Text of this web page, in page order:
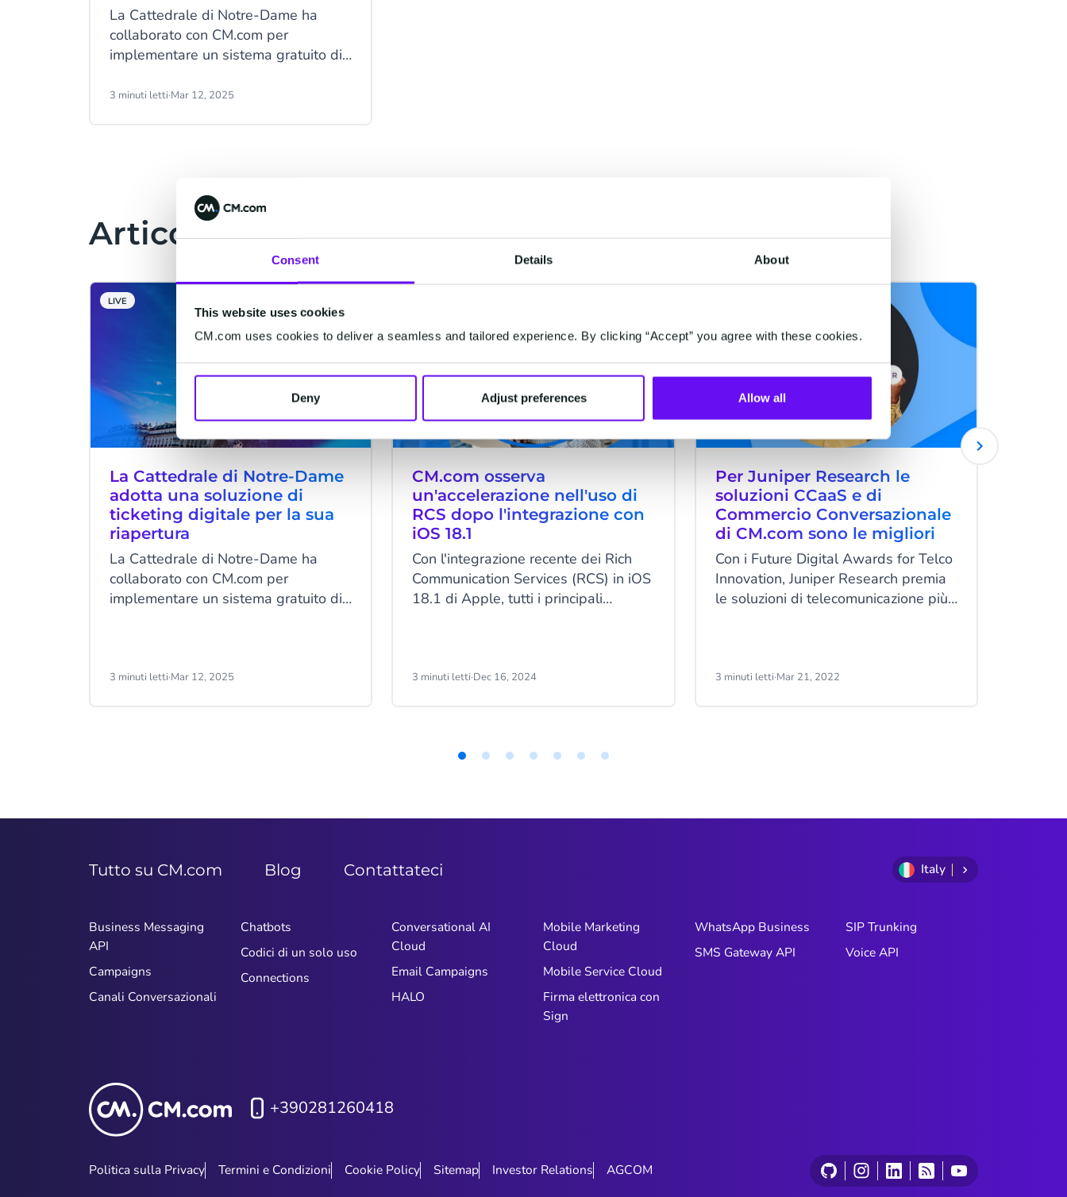
Consent Details About
This website uses cookies
CM.com uses cookies to deliver a seamless and tailored experience. By clicking “Accept” you agree with these cookies.
Deny Adjust preferences Allow all
La Cattedrale di Notre-Dame ha
collaborato con CM.com per
implementare un sistema gratuito di
attivo sin dalla sua riapertura. Dopo
fedeli e visitatori attesi.
3 minuti letti·Mar 12, 2025
Articoli Correlati
LIVE
La Cattedrale di Notre-Dame
adotta una soluzione di
ticketing digitale per la sua
riapertura
La Cattedrale di Notre-Dame ha
collaborato con CM.com per
implementare un sistema gratuito di
all'incendio del 15 aprile 2019,
3 minuti letti·Mar 12, 2025
CM.com osserva
un'accelerazione nell'uso di
RCS dopo l'integrazione con
iOS 18.1
Con l'integrazione recente dei Rich
Communication Services (RCS) in iOS
18.1 di Apple, tutti i principali
"RCS offre più funzionalità ed è più
Glabbeek, CEO di CM.com. "Mi
3 minuti letti·Dec 16, 2024
Per Juniper Research le
soluzioni CCaaS e di
Commercio Conversazionale
di CM.com sono le migliori
Con i Future Digital Awards for Telco
Innovation, Juniper Research premia
le soluzioni di telecomunicazione più
3 minuti letti·Mar 21, 2022
of
Tutto su CM.com
Blog Contattateci Italy
Business Messaging
API
Campaigns
Canali Conversazionali
Chatbots
Codici di un solo uso
Connections
Conversational AI
Cloud
Email Campaigns
HALO
Mobile Marketing
Cloud
Mobile Service Cloud
Firma elettronica con
Sign
WhatsApp Business
SMS Gateway API
SIP Trunking
Voice API
+390281260418
Politica sulla Privacy Termini e Condizioni Cookie Policy Sitemap Investor Relations AGCOM